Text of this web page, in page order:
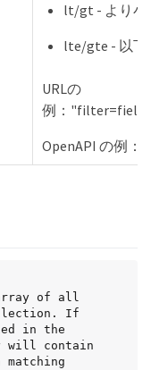
lt/gt - より小
lte/gte - 以
URLの
例：
OpenAPI の例：
array of all
If
in the
will contain